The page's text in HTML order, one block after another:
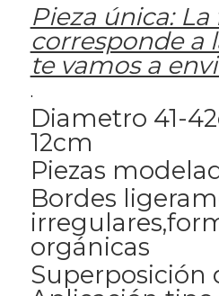
Pieza única: La
corresponde a
te vamos a
.
Diametro 41-
12cm
Piezas
Bordes
orgánicas
Superposición